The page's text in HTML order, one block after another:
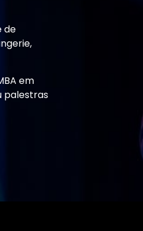
de
em
palestras